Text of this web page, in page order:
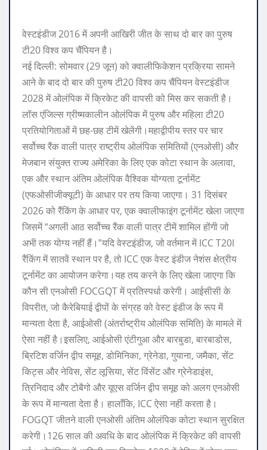
वेस्टइंडीज 2016 में अपनी आखिरी जीत के साथ दो बार का पुरुष
टी20 विश्व कप चैंपियन है।
नई दिल्ली: सोमवार (29 जून) को क्वालीफिकेशन प्रक्रिया सामने
आने के बाद दो बार की पुरुष टी20 विश्व कप चैंपियन वेस्टइंडीज
2028 में ओलंपिक में क्रिकेट की वापसी को मिस कर सकती है।
लॉस एंजिल्स ग्रीष्मकालीन ओलंपिक में पुरुष और महिला टी20
प्रतियोगिताओं में छह-छह टीमें खेलेंगी।महाद्वीपीय स्तर पर चार
सर्वोच्च रैंक वाली पात्र राष्ट्रीय ओलंपिक समितियों (एनओसी) और
मेजबान संयुक्त राज्य अमेरिका के लिए एक कोटा स्थान के अलावा,
एक और स्थान अंतिम ओलंपिक वैश्विक योग्यता टूर्नामेंट
(एफओसीजीक्यूटी) के आधार पर तय किया जाएगा। 31 दिसंबर
2026 को रैंकिंग के आधार पर, एक क्वालीफाइंग टूर्नामेंट खेला जाएगा
जिसमें “अगली आठ सर्वोच्च रैंक वाली पात्र टीमें शामिल होंगी जो
अभी तक योग्य नहीं हैं।”यदि वेस्टइंडीज, जो वर्तमान में ICC T20I
रैंकिंग में सातवें स्थान पर है, तो ICC एक वेस्ट इंडीज नेशंस क्षेत्रीय
टूर्नामेंट का आयोजन करेगा।यह तय करने के लिए खेला जाएगा कि
कौन सी एनओसी FOCGQT में प्रतिस्पर्धा करेगी। आईसीसी के
विपरीत, जो कैरेबियाई द्वीपों के संग्रह को वेस्ट इंडीज के रूप में
मान्यता देता है, आईओसी (अंतर्राष्ट्रीय ओलंपिक समिति) के मामले में
ऐसा नहीं है।इसलिए, आईओसी एंटीगुआ और बारबुडा, बारबाडोस,
ब्रिटिश वर्जिन द्वीप समूह, डोमिनिका, ग्रेनेडा, गुयाना, जमैका, सेंट
किट्स और नेविस, सेंट लूसिया, सेंट विंसेंट और ग्रेनेडाइंस,
त्रिनिदाद और टोबैगो और यूएस वर्जिन द्वीप समूह को अलग एनओसी
के रूप में मान्यता देता है। हालाँकि, ICC ऐसा नहीं करता है।
FOGQT जीतने वाली एनओसी अंतिम ओलंपिक कोटा स्थान सुरक्षित
करेगी। 126 साल की अवधि के बाद ओलंपिक में क्रिकेट की वापसी